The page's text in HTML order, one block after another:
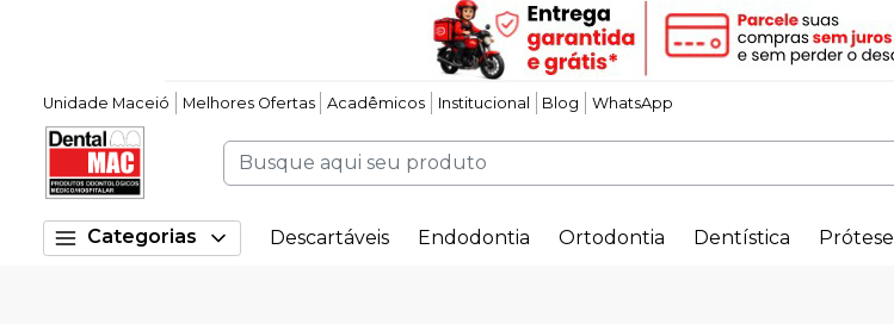
Unidade Maceió Melhores Ofertas Acadêmicos Institucional Blog WhatsApp
Categorias Descartáveis Endodontia Ortodontia Dentística Prótese